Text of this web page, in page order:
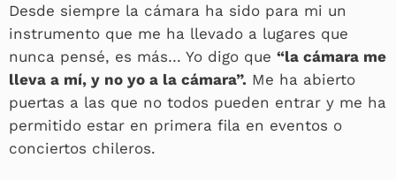
Desde siempre la cámara ha sido para mi un
instrumento que me ha llevado a lugares que
nunca pensé, es más… Yo digo que “la cámara me
lleva a mí, y no yo a la cámara”. Me ha abierto
puertas a las que no todos pueden entrar y me ha
permitido estar en primera fila en eventos o
conciertos chileros.